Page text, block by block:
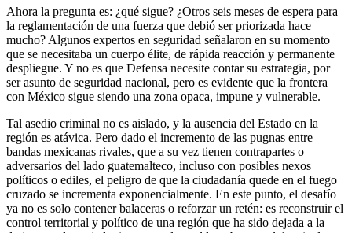
Ahora la pregunta es: ¿qué sigue? ¿Otros seis meses de espera para
la reglamentación de una fuerza que debió ser priorizada hace
mucho? Algunos expertos en seguridad señalaron en su momento
que se necesitaba un cuerpo élite, de rápida reacción y permanente
despliegue. Y no es que Defensa necesite contar su estrategia, por
ser asunto de seguridad nacional, pero es evidente que la frontera
con México sigue siendo una zona opaca, impune y vulnerable.
Tal asedio criminal no es aislado, y la ausencia del Estado en la
región es atávica. Pero dado el incremento de las pugnas entre
bandas mexicanas rivales, que a su vez tienen contrapartes o
adversarios del lado guatemalteco, incluso con posibles nexos
políticos o ediles, el peligro de que la ciudadanía quede en el fuego
cruzado se incrementa exponencialmente. En este punto, el desafío
ya no es solo contener balaceras o reforzar un retén: es reconstruir el
control territorial y político de una región que ha sido dejada a la